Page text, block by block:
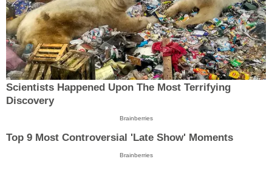
Scientists Happened Upon The Most Terrifying
Discovery
Brainberries
Top 9 Most Controversial 'Late Show' Moments
Brainberries